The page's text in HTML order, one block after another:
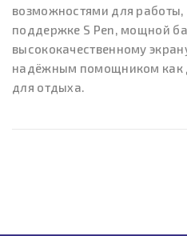
возможностями для работы,
поддержке S Pen, мощной
высококачественному
надёжным помощником как
для отдыха.